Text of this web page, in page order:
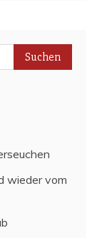
wieder vom